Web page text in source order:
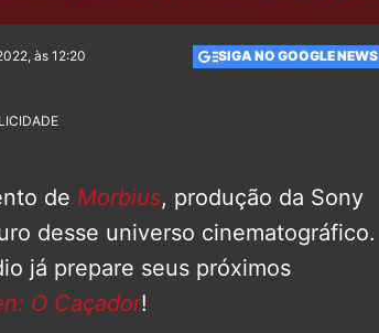
às 12:20 SIGA NO GOOGLE NEWS
de Morbius, produção da Sony
desse universo cinematográfico.
já prepare seus próximos
O Caçador!